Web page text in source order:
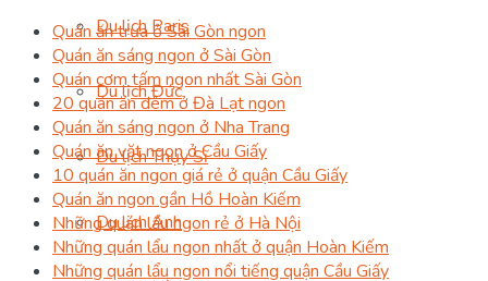
Du lịch Paris
Du lịch Đức
Du lịch Thụy Sĩ
Du lịch Anh
Quán ăn trưa ở Sài Gòn ngon
Quán ăn sáng ngon ở Sài Gòn
Quán cơm tấm ngon nhất Sài Gòn
20 quán ăn đêm ở Đà Lạt ngon
Quán ăn sáng ngon ở Nha Trang
Quán ăn vặt ngon ở Cầu Giấy
10 quán ăn ngon giá rẻ ở quận Cầu Giấy
Quán ăn ngon gần Hồ Hoàn Kiếm
Những quán lẩu ngon rẻ ở Hà Nội
Những quán lẩu ngon nhất ở quận Hoàn Kiếm
Những quán lẩu ngon nổi tiếng quận Cầu Giấy